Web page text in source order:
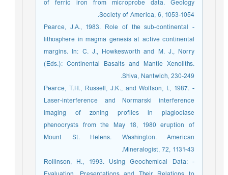
of ferric iron from microprobe data. Geology
Society of America, 6, 1053-1054.
- Pearce, J.A., 1983. Role of the sub-continental
lithosphere in magma genesis at active continental
margins. In: C. J., Howkesworth and M. J., Norry
(Eds.): Continental Basalts and Mantle Xenoliths.
Shiva, Nantwich, 230-249.
- Pearce, T.H., Russell, J.K., and Wolfson, I., 1987.
Laser-interference and Normarski interference
imaging of zoning profiles in plagioclase
phenocrysts from the May 18, 1980 eruption of
Mount St. Helens. Washington. American
Mineralogist, 72, 1131-43.
- Rollinson, H., 1993. Using Geochemical Data: